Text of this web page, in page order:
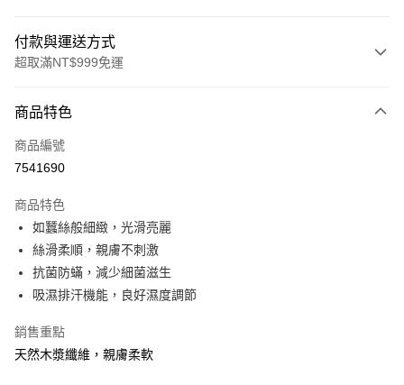
付款與運送方式
超取滿NT$999免運
信用卡一次付款
信用卡分期付款
合作金庫商業銀行
華南商業銀行
上海商業儲蓄銀行
國泰世華商業銀行
臺灣中小企業銀行
聯邦商業銀行
元大商業銀行
超商取貨付款
LINE Pay
Apple Pay
Google Pay
商品特色
商品編號
7541690
商品特色
如蠶絲般細緻，光滑亮麗
絲滑柔順，親膚不刺激
抗菌防蟎，減少細菌滋生
吸濕排汗機能，良好濕度調節
銷售重點
天然木漿纖維，親膚柔軟